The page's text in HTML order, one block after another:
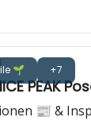
🌱 +7
PEAK
📰 &